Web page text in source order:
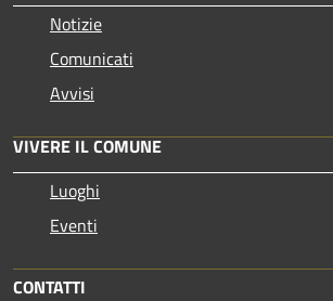
Notizie
Comunicati
Avvisi
VIVERE IL COMUNE
Luoghi
Eventi
CONTATTI